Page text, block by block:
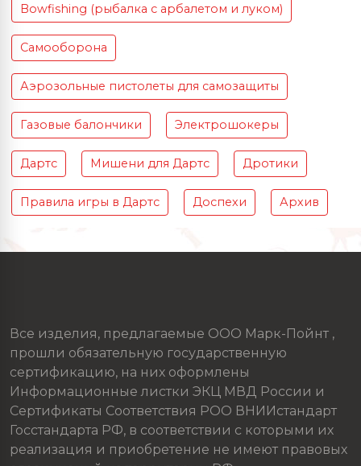
Bowfishing (рыбалка с арбалетом и луком)
Самооборона
Аэрозольные пистолеты для самозащиты
Газовые балончики Электрошокеры
Дартс Мишени для Дартс Дротики
Правила игры в Дартс Доспехи Архив
Все изделия, предлагаемые ООО Марк-Пойнт ,
прошли обязательную государственную
сертификацию, на них оформлены
Информационные листки ЭКЦ МВД России и
Сертификаты Соответствия РОО ВНИИстандарт
Госстандарта РФ, в соответствии с которыми их
реализация и приобретение не имеют правовых